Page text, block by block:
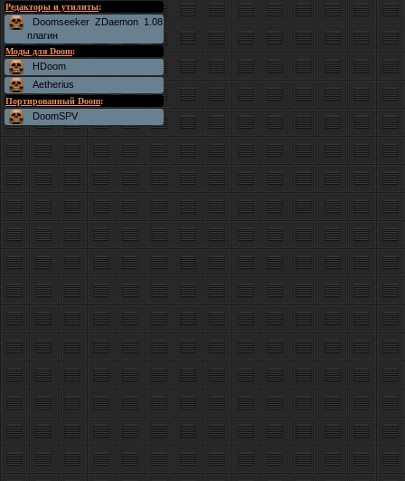
Редакторы и утилиты:
Doomseeker ZDaemon 1.08
плагин
Моды для Doom:
HDoom
Aetherius
Портированный Doom:
DoomSPV